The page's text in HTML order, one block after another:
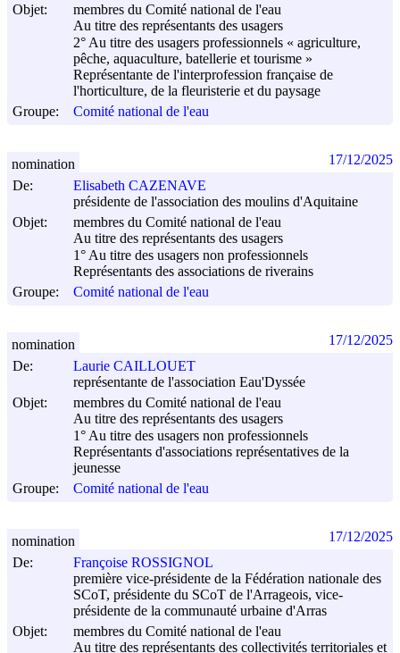
Objet:
membres du Comité national de l'eau
Au titre des représentants des usagers
2° Au titre des usagers professionnels « agriculture,
pêche, aquaculture, batellerie et tourisme »
Représentante de l'interprofession française de
l'horticulture, de la fleuristerie et du paysage
Groupe:
Comité national de l'eau
De:
Elisabeth CAZENAVE
présidente de l'association des moulins d'Aquitaine
Objet:
membres du Comité national de l'eau
Au titre des représentants des usagers
1° Au titre des usagers non professionnels
Représentants des associations de riverains
Groupe:
Comité national de l'eau
nomination 17/12/2025
De:
Laurie CAILLOUET
représentante de l'association Eau'Dyssée
Objet:
membres du Comité national de l'eau
Au titre des représentants des usagers
1° Au titre des usagers non professionnels
Représentants d'associations représentatives de la
jeunesse
Groupe:
Comité national de l'eau
nomination 17/12/2025
De:
Françoise ROSSIGNOL
première vice-présidente de la Fédération nationale des
SCoT, présidente du SCoT de l'Arrageois, vice-
présidente de la communauté urbaine d'Arras
Objet:
membres du Comité national de l'eau
Au titre des représentants des collectivités territoriales et
nomination 17/12/2025